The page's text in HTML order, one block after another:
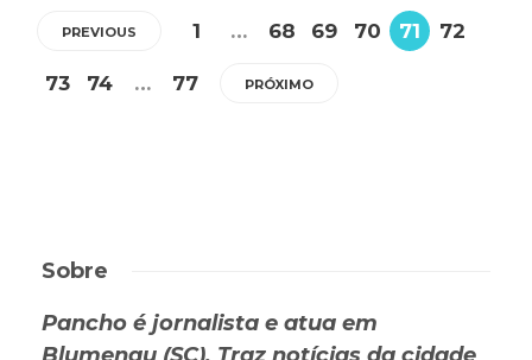
PREVIOUS 1 … 68 69 70 71 72
73 74 … 77 PRÓXIMO
Sobre
Pancho é jornalista e atua em
Blumenau (SC). Traz notícias da cidade